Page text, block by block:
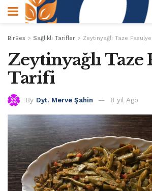
BirBes > Sağlıklı Tarifler > Zeytinyağlı Taze
Zeytinyağlı Taze
Tarifi
By Dyt. Merve Şahin 8 yıl Ago